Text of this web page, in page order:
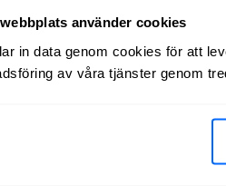
använder cookies
in data genom cookies för att
av våra tjänster genom
med bredband via kabel-TV
, och på hur många av
12
adressen.